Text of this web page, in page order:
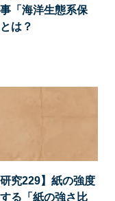
「海洋生態系保
は？
研究229】紙の強度
る「紙の強さ比